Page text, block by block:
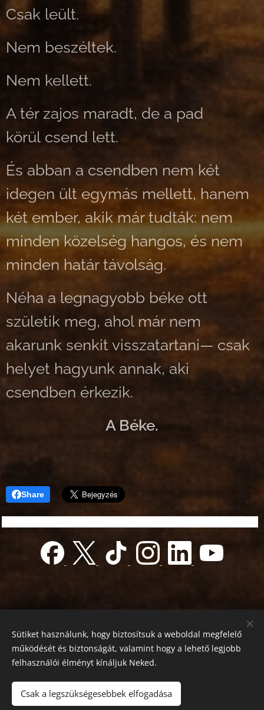
Csak leült.
Nem beszéltek.
Nem kellett.
A tér zajos maradt, de a pad
körül csend lett.
És abban a csendben nem két
idegen ült egymás mellett, hanem
két ember, akik már tudták: nem
minden közelség hangos, és nem
minden határ távolság.
Néha a legnagyobb béke ott
születik meg, ahol már nem
akarunk senkit visszatartani— csak
helyet hagyunk annak, aki
csendben érkezik.
A Béke.
Share
Országos azonosító:
0100/60270/2025/2300092318647
Sütiket használunk, hogy biztosítsuk a weboldal megfelelő
működését és biztonságát, valamint hogy a lehető legjobb
felhasználói élményt kínáljuk Neked.
Csak a legszükségesebbek elfogadása